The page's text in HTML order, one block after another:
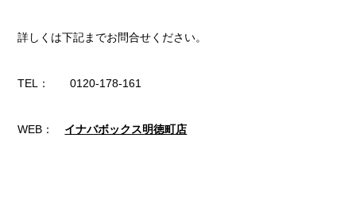
詳しくは下記までお問合せください。
TEL： 0120-178-161
WEB： イナバボックス明徳町店